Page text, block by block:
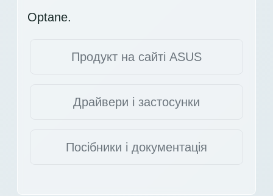
Optane.
Продукт на сайті ASUS
Драйвери і застосунки
Посібники і документація